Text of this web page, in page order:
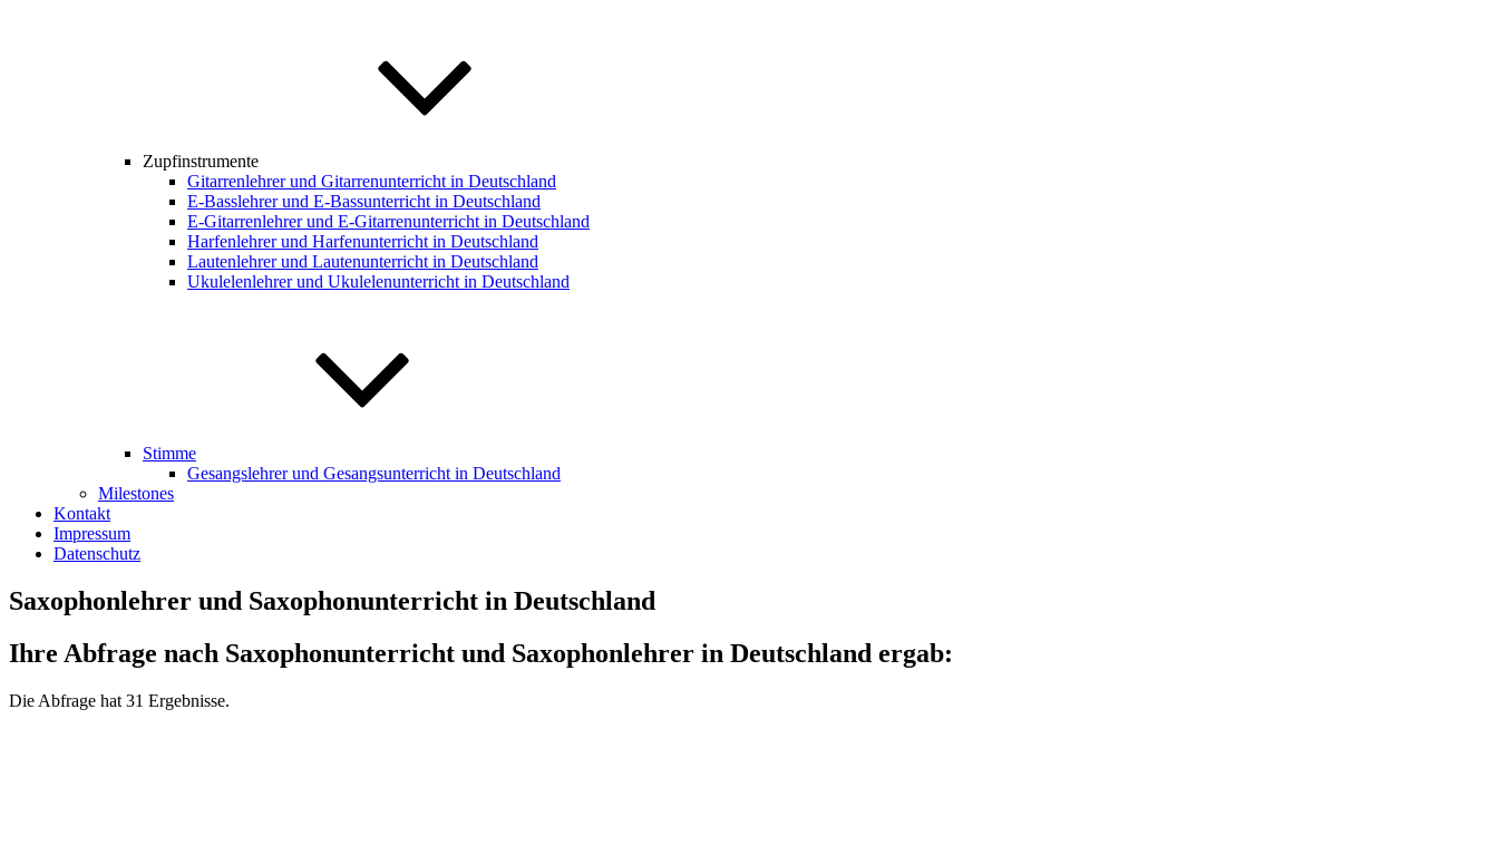
Zupfinstrumente
Gitarrenlehrer und Gitarrenunterricht in Deutschland
E-Basslehrer und E-Bassunterricht in Deutschland
E-Gitarrenlehrer und E-Gitarrenunterricht in Deutschland
Harfenlehrer und Harfenunterricht in Deutschland
Lautenlehrer und Lautenunterricht in Deutschland
Ukulelenlehrer und Ukulelenunterricht in Deutschland
Stimme
Gesangslehrer und Gesangsunterricht in Deutschland
Milestones
Kontakt
Impressum
Datenschutz
Saxophonlehrer und Saxophonunterricht in Deutschland
Ihre Abfrage nach Saxophonunterricht und Saxophonlehrer in Deutschland ergab:
Die Abfrage hat 31 Ergebnisse.